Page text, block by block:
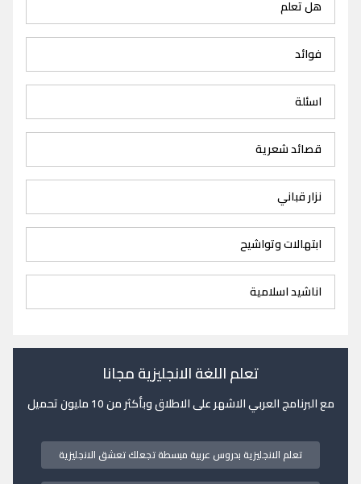
هل تعلم
فوائد
اسئلة
قصائد شعرية
نزار قباني
ابتهالات وتواشيح
اناشيد اسلامية
تعلم اللغة الانجليزية مجانا
مع البرنامج العربي الاشهر على الاطلاق وبأكثر من 10 مليون تحميل
تعلم الانجليزية بدروس عربية مبسطة تجعلك تعشق الانجليزية